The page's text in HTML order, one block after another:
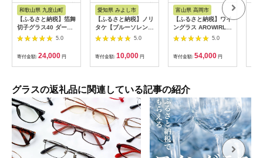
税
和歌山県 九度山町
【ふるさと納税】箔舞
切子グラス40 ダーク
ブルー | 和歌山県 和
歌山 九度山町 楽天ふ
るさと 納税 返礼品 特
産品 支援 名産品 切子
グラス 切子 食器 グラ
フト 贈り物 プレゼン
ト 硝子 ガラス ガラス
細工 伝統工芸 日用雑
貨 生活用品 ビールグ
ラス
5.0
寄付金額: 24,000 円
税
愛知県 みよし市
【ふるさと納税】ノリ
タケ【ブルーソレンテ
ィーノ色線仕上げアイ
テム】マグカップ
【1469408】
5.0
寄付金額: 10,000 円
富山県 高岡市
【ふるさと納税】ワイ
ングラス AROWIRL
Bordeaux （アロワー
ル ボルドー）SILVER
KISEN 装飾品 民芸品
工芸品 伝統技術 FAD-
0236
5.0
寄付金額: 54,000 円
グラスの返礼品に関連している記事の紹介